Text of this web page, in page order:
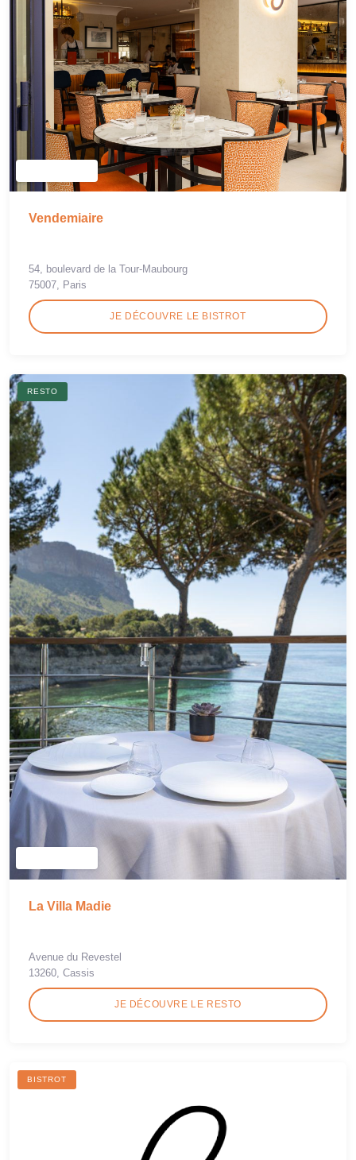
Vendemiaire
54, boulevard de la Tour-Maubourg
75007, Paris
JE DÉCOUVRE LE BISTROT
RESTO
La Villa Madie
Avenue du Revestel
13260, Cassis
JE DÉCOUVRE LE RESTO
BISTROT